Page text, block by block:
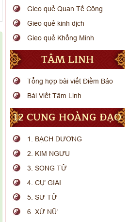
Gieo quẻ Quan Tế Công
Gieo quẻ kinh dịch
Gieo quẻ Khổng Minh
TÂM LINH
Tổng hợp bài viết Điềm Báo
Bài Viết Tâm Linh
12 CUNG HOÀNG ĐẠO
1. BẠCH DƯƠNG
2. KIM NGƯU
3. SONG TỬ
4. CỰ GIẢI
5. SƯ TỬ
6. XỬ NỮ